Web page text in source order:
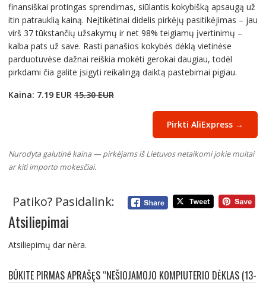
finansiškai protingas sprendimas, siūlantis kokybišką apsaugą už
itin patrauklią kainą. Neįtikėtinai didelis pirkėjų pasitikėjimas – jau
virš 37 tūkstančių užsakymų ir net 98% teigiamų įvertinimų –
kalba pats už save. Rasti panašios kokybės dėklą vietinėse
parduotuvėse dažnai reiškia mokėti gerokai daugiau, todėl
pirkdami čia galite įsigyti reikalingą daiktą pastebimai pigiau.
Kaina: 7.19 EUR 15.30 EUR
Pirkti AliExpress →
Nurodyta galutinė kaina — pirkėjams iš Lietuvos netaikomi jokie muitai
ar kiti importo mokesčiai.
Patiko? Pasidalink:
Atsiliepimai
Atsiliepimų dar nėra.
BŪKITE PIRMAS APRAŠĘS “NEŠIOJAMOJO KOMPIUTERIO DĖKLAS (13-